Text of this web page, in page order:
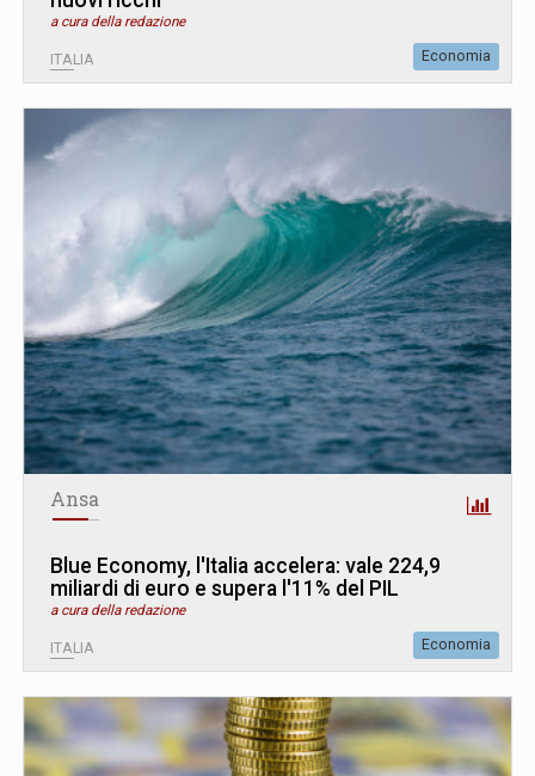
a cura della redazione
ITALIA Economia
Ansa
Blue Economy, l'Italia accelera: vale 224,9
miliardi di euro e supera l'11% del PIL
a cura della redazione
ITALIA Economia